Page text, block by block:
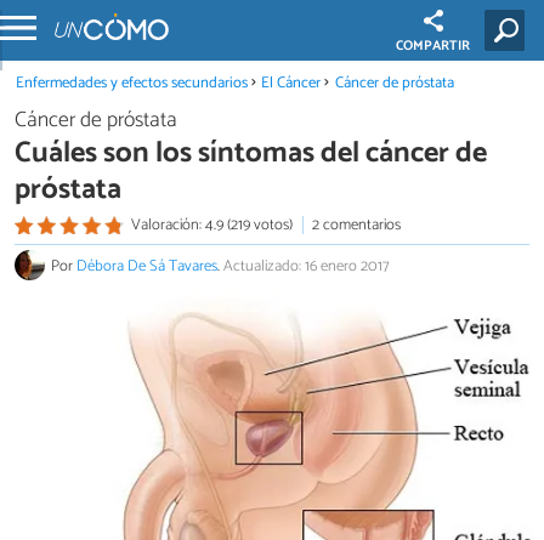
COMPARTIR
Enfermedades y efectos secundarios El Cáncer Cáncer de próstata
Cáncer de próstata
Cuáles son los síntomas del cáncer de
próstata
Valoración: 4.9 (219 votos)
2 comentarios
PorDébora De Sá Tavares.Actualizado: 16 enero 2017